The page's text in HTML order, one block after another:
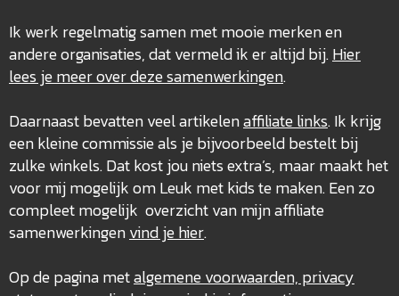
Ik werk regelmatig samen met mooie merken en
andere organisaties, dat vermeld ik er altijd bij.Hier
lees je meer over dezesamenwerkingen.
Daarnaast bevatten veel artikelenaffiliate links. Ik krijg
een kleine commissie als je bijvoorbeeld bestelt bij
zulke winkels. Dat kost jou niets extra’s, maar maakt het
voor mij mogelijk om Leuk met kids te maken. Een zo
compleet mogelijk overzicht van mijn affiliate
samenwerkingenvind je hier.
Op de pagina metalgemene voorwaarden, privacy